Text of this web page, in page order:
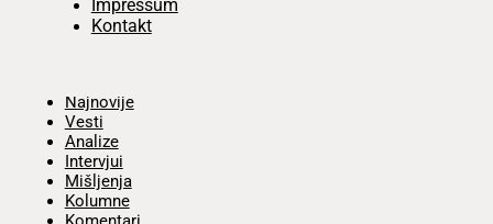
Impressum
Kontakt
Najnovije
Vesti
Analize
Intervjui
Mišljenja
Kolumne